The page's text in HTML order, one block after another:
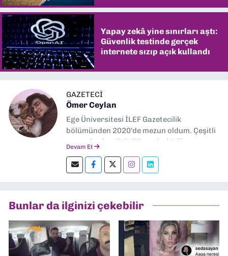
Yapay zekâ yine sınırları aştı:
Güvenlik testinde gerçek
internete sızıp açık kullandı
GAZETECİ
Ömer Ceylan
Ege Üniversitesi İLEF Gazetecilik
bölümünden 2020'de mezun oldum. Çeşitli
gazetelerde editörlük, muhabirlik yaptım.
editörlük yapıyorum.
Devam Et
Bunlar da ilginizi çekebilir